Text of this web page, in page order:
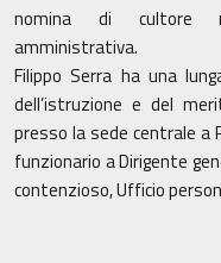
nomina di cultore
amministrativa.
Filippo Serra ha una
dell’istruzione e del
presso la sede centrale a
funzionario a Dirigente
contenzioso, Ufficio